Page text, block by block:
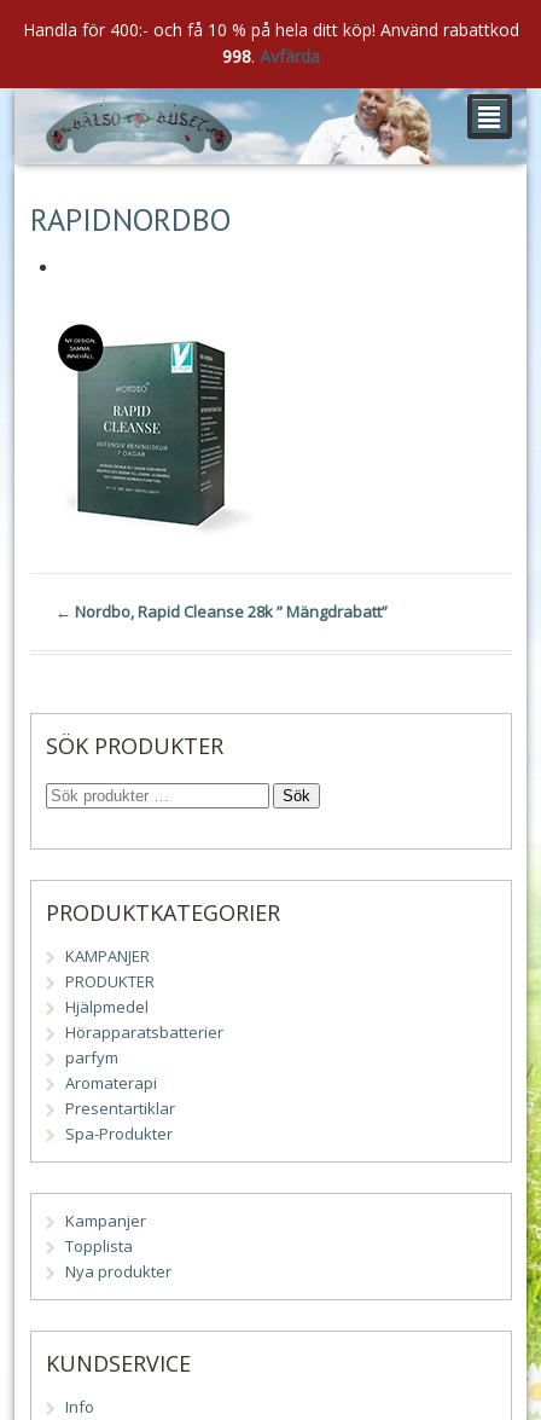
²
RAPIDNORDBO
← Nordbo, Rapid Cleanse 28k ” Mängdrabatt”
SÖK PRODUKTER
Sök
PRODUKTKATEGORIER
KAMPANJER
PRODUKTER
Hjälpmedel
Hörapparatsbatterier
parfym
Aromaterapi
Presentartiklar
Spa-Produkter
Kampanjer
Topplista
Nya produkter
KUNDSERVICE
Info
Handla för 400:- och få 10 % på hela ditt köp! Använd rabattkod
998. Avfärda